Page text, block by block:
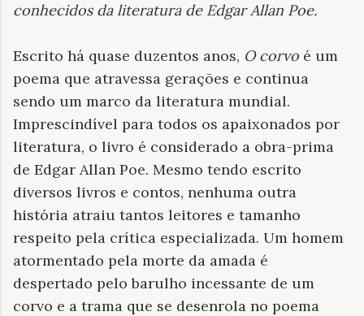
conhecidos da literatura de Edgar Allan Poe.
Escrito há quase duzentos anos, O corvo é um
poema que atravessa gerações e continua
sendo um marco da literatura mundial.
Imprescindível para todos os apaixonados por
literatura, o livro é considerado a obra-prima
de Edgar Allan Poe. Mesmo tendo escrito
diversos livros e contos, nenhuma outra
história atraiu tantos leitores e tamanho
respeito pela crítica especializada. Um homem
atormentado pela morte da amada é
despertado pelo barulho incessante de um
corvo e a trama que se desenrola no poema